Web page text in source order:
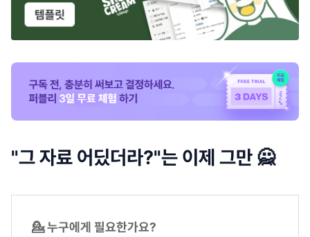
"그 자료 어딨더라?"는 이제 그만 🙅
💁 누구에게 필요한가요?